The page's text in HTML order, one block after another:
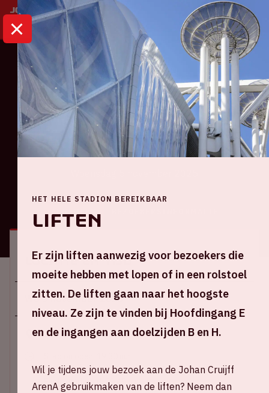
HOME KALENDER AJAX - GALATASARAY
Champions League
Ajax - Galatasaray
Locatie en tijd
Wo 5 november 2025
Johan Cruijff ArenA
Start wedstrijd: 21.00 uur
Einde wedstrijd: 22.45 uur
HET HELE STADION BEREIKBAAR
Liften
Er zijn liften aanwezig voor bezoekers die
moeite hebben met lopen of in een rolstoel
zitten. De liften gaan naar het hoogste
niveau. Ze zijn te vinden bij Hoofdingang E
en de ingangen aan doelzijden B en H.
Wil je tijdens jouw bezoek aan de Johan Cruijff
ArenA gebruikmaken van de liften? Neem dan